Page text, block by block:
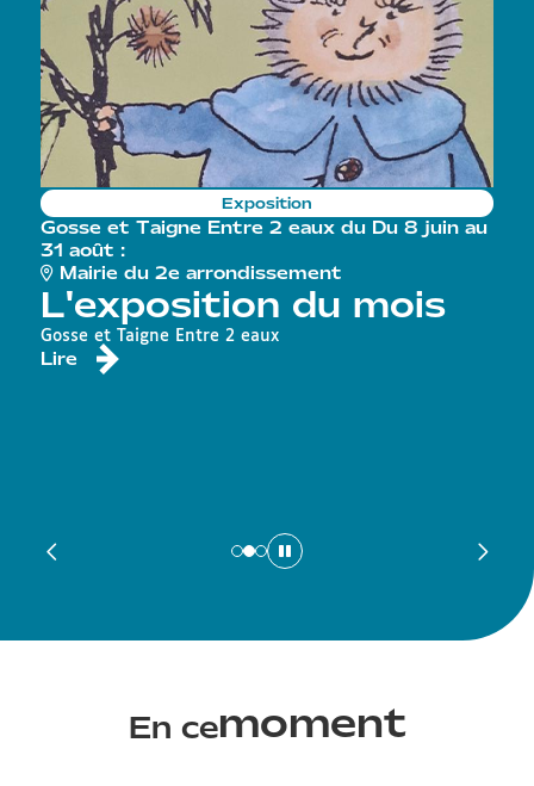
Exposition
Gosse et Taigne Entre 2 eaux du Du 8 juin au
31 août :
Mairie du 2e arrondissement
L'exposition du mois
Gosse et Taigne Entre 2 eaux
Lire
En cemoment